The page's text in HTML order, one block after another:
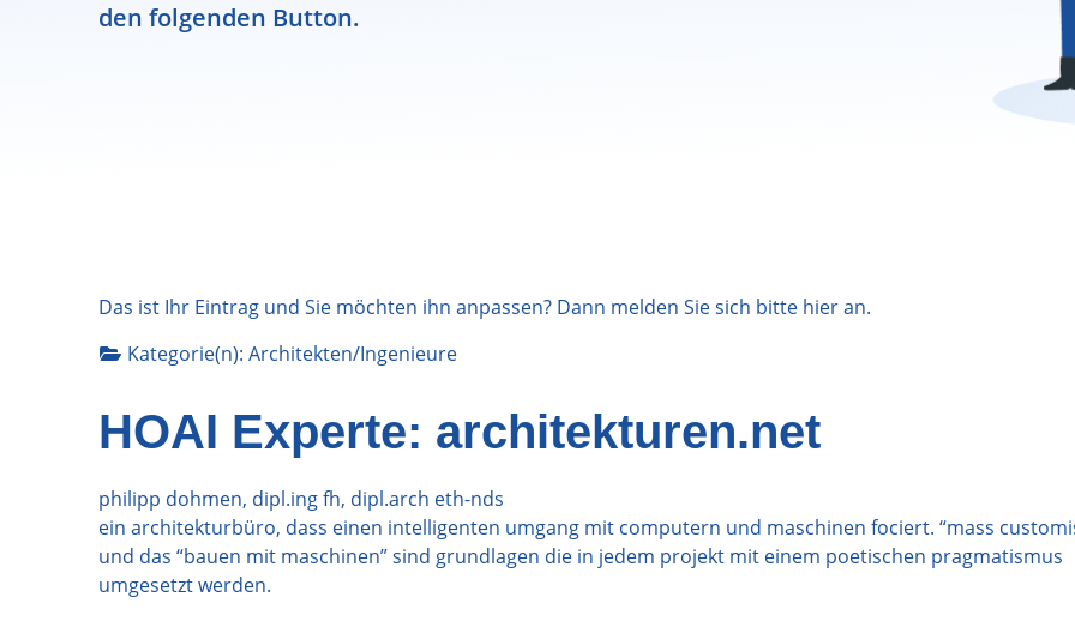
den folgenden Button.
Das ist Ihr Eintrag und Sie möchten ihn anpassen? Dann melden Sie sich bitte hieran.
Kategorie(n): Architekten/Ingenieure
HOAI Experte: architekturen.net
philipp dohmen, dipl.ing fh, dipl.arch eth-nds
ein architekturbüro, dass einen intelligenten umgang mit computern und maschinen fociert. “mass
und das “bauen mit maschinen” sind grundlagen die in jedem projekt mit einem poetischen pragmatismus
umgesetzt werden.